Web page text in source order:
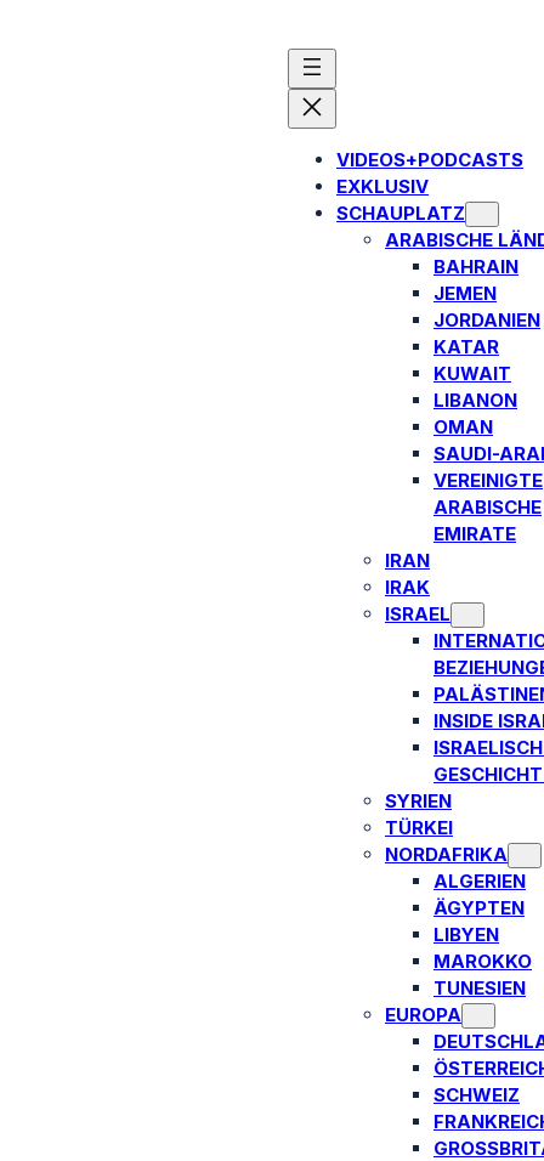
VIDEOS+PODCASTS
EXKLUSIV
SCHAUPLATZ
ARABISCHE
BAHRAIN
JEMEN
JORDANIEN
KATAR
KUWAIT
LIBANON
OMAN
SAUDI-
VEREINIGTE
ARABISCHE
EMIRATE
IRAN
IRAK
ISRAEL
INSIDE
SYRIEN
TÜRKEI
NORDAFRIKA
ALGERIEN
ÄGYPTEN
LIBYEN
MAROKKO
TUNESIEN
EUROPA
SCHWEIZ